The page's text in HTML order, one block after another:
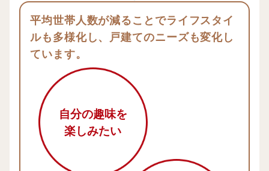
平均世帯人数が減ることでライフスタイ
ルも多様化し、戸建てのニーズも変化し
ています。
自分の趣味を
楽しみたい